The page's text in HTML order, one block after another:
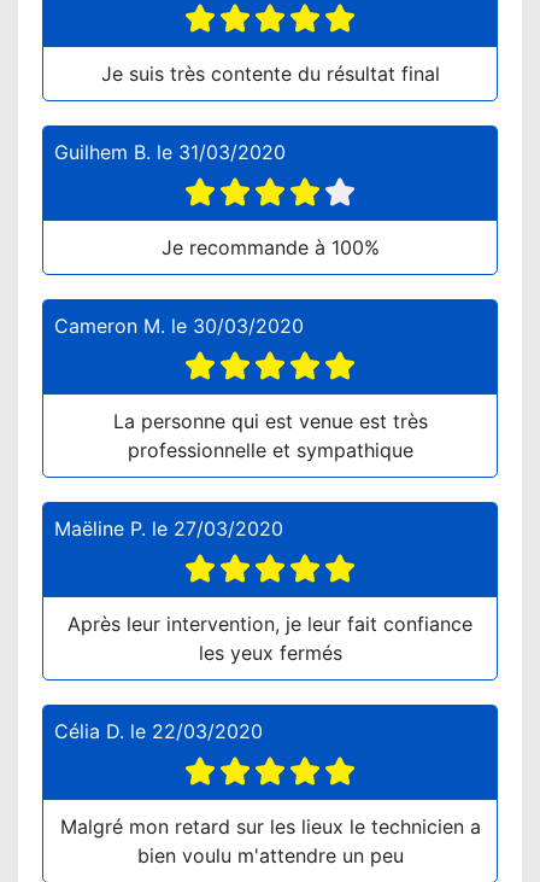
Je suis très contente du résultat final
Guilhem B. le 31/03/2020
Je recommande à 100%
Cameron M. le 30/03/2020
La personne qui est venue est très
professionnelle et sympathique
Maëline P. le 27/03/2020
Après leur intervention, je leur fait confiance
les yeux fermés
Célia D. le 22/03/2020
Malgré mon retard sur les lieux le technicien a
bien voulu m'attendre un peu